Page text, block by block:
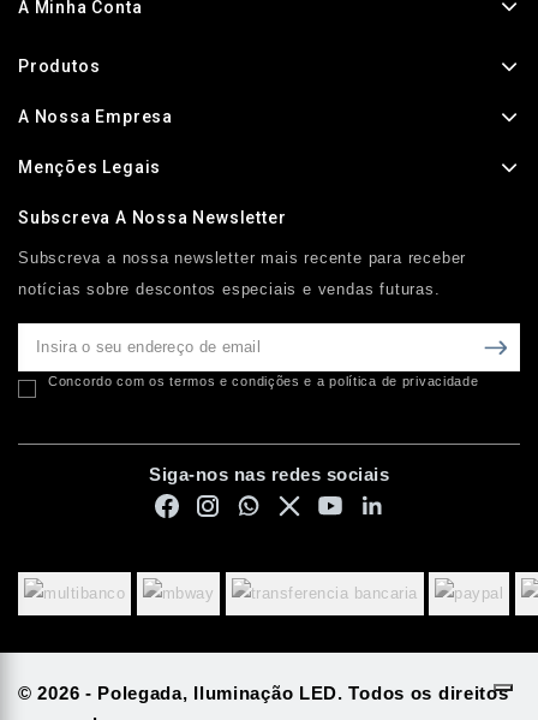
A Minha Conta
Produtos
A Nossa Empresa
Menções Legais
Subscreva A Nossa Newsletter
Subscreva a nossa newsletter mais recente para receber
notícias sobre descontos especiais e vendas futuras.
Concordo com os termos e condições e a política de privacidade
Siga-nos nas redes sociais
© 2026 - Polegada, Iluminação LED. Todos os direitos